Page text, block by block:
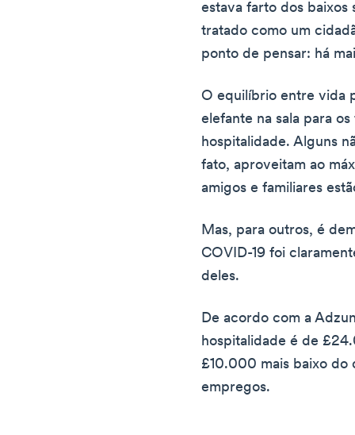
estava farto dos baixos
tratado como um
ponto de pensar: há
O equilíbrio entre vida
elefante na sala para
hospitalidade. Alguns
fato, aproveitam ao
amigos e familiares
Mas, para outros, é
COVID-19 foi
deles.
De acordo com a
hospitalidade é de
£10.000 mais baixo do
empregos.